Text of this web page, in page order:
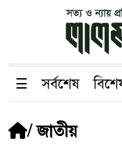
☰ সর্বশেষ
/জাতীয়